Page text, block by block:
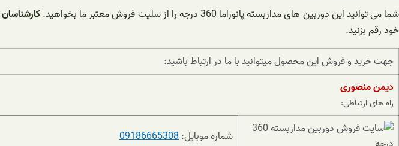
شما می توانید این دوربین های مداربسته پانوراما 360 درجه را از سلیت فروش معتبر ما بخواهید. کارشناسان
خود رقم بزنید.
جهت خرید و فروش این محصول میتوانید با ما در ارتباط باشید:
دیمن منصوری
راه های ارتباطی:
شماره موبایل:09186665308